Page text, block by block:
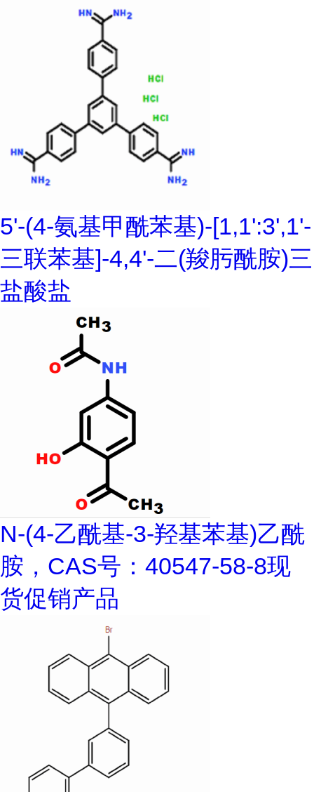
5'-(4-氨基甲酰苯基)-[1,1':3',1'-
三联苯基]-4,4'-二(羧肟酰胺)三
盐酸盐
N-(4-乙酰基-3-羟基苯基)乙酰
胺，CAS号：40547-58-8现
货促销产品